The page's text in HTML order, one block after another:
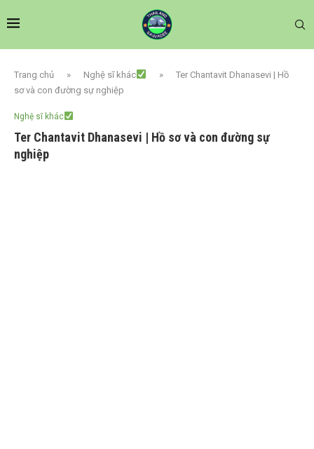
Trang chủ » Nghệ sĩ khác »
Ter Chantavit Dhanasevi | Hồ
sơ và con đường sự nghiệp
Nghệ sĩ khác
Ter Chantavit Dhanasevi | Hồ sơ và con đường sự
nghiệp